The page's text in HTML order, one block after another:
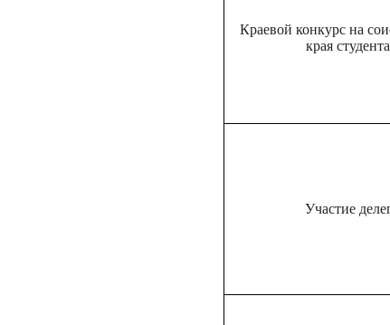
Краевой конкурс на
края
Участие